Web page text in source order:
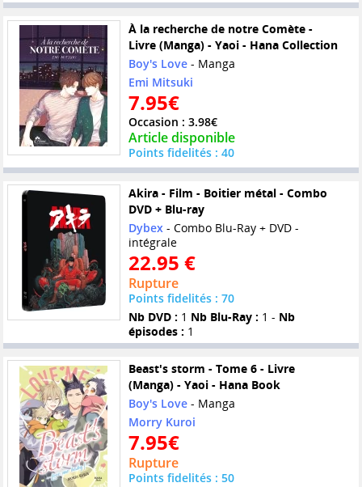
À la recherche de notre Comète -
Livre (Manga) - Yaoi - Hana Collection
Boy's Love- Manga
Emi Mitsuki
7.95€
Occasion : 3.98€
Article disponible
Points fidelités : 40
Akira - Film - Boitier métal - Combo
DVD + Blu-ray
Dybex- Combo Blu-Ray + DVD -
intégrale
22.95 €
Rupture
Points fidelités : 70
Nb DVD : 1 Nb Blu-Ray : 1 - Nb
épisodes : 1
Beast's storm - Tome 6 - Livre
(Manga) - Yaoi - Hana Book
Boy's Love- Manga
Morry Kuroi
7.95€
Rupture
Points fidelités : 50